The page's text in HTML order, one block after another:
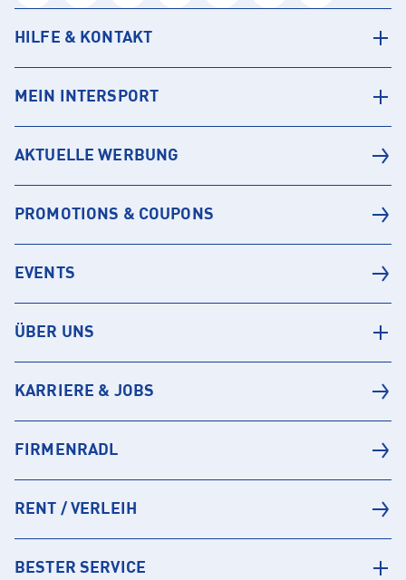
HILFE & KONTAKT
MEIN INTERSPORT
AKTUELLE WERBUNG
PROMOTIONS & COUPONS
EVENTS
ÜBER UNS
KARRIERE & JOBS
FIRMENRADL
RENT / VERLEIH
BESTER SERVICE